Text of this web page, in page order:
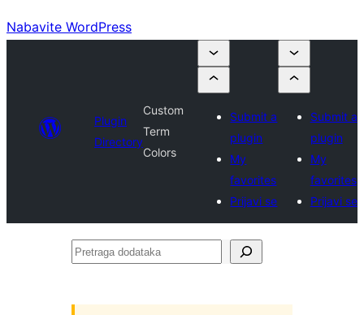
Nabavite WordPress
Plugin
Directory
Custom
Term
Colors
Submit a
plugin
My
favorites
Prijavi se
Submit a
plugin
My
favorites
Prijavi se
Pretraga